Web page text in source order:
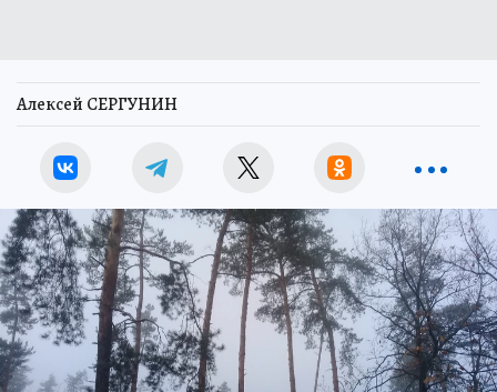
Алексей СЕРГУНИН